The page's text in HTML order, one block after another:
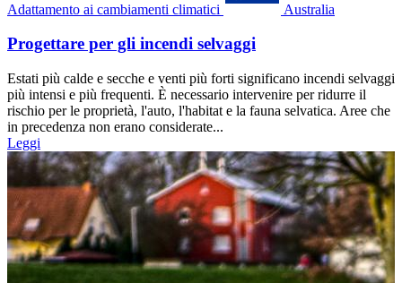
Adattamento ai cambiamenti climatici Australia
Progettare per gli incendi selvaggi
Estati più calde e secche e venti più forti significano incendi selvaggi
più intensi e più frequenti. È necessario intervenire per ridurre il
rischio per le proprietà, l'auto, l'habitat e la fauna selvatica. Aree che
in precedenza non erano considerate...
Leggi